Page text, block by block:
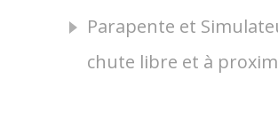
Parapente et
chute libre et à